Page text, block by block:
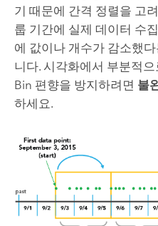
기 때문에 간격 정렬을 고
룹 기간에 실제 데이터 수
에 값이나 개수가 감소했
니다. 시각화에서 부분적
Bin 편향을 방지하려면 불
하세요.